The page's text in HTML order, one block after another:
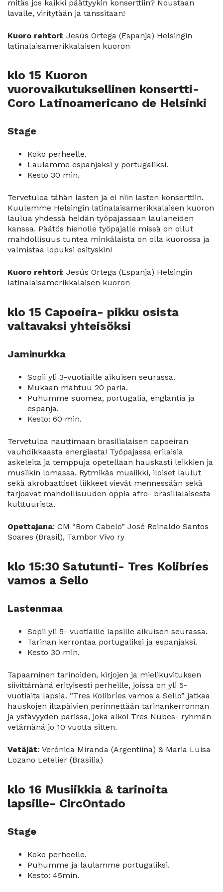
mitäs jos kaikki päättyykin konserttiin? Noustaan
lavalle, viritytään ja tanssitaan!
Kuoro rehtori: Jesús Ortega (Espanja) Helsingin
latinalaisamerikkalaisen kuoron
klo 15 Kuoron
vuorovaikutuksellinen konsertti-
Coro Latinoamericano de Helsinki
Stage
Koko perheelle.
Laulamme espanjaksi y portugaliksi.
Kesto 30 min.
Tervetuloa tähän lasten ja ei niin lasten konserttiin.
Kuulemme Helsingin latinalaisamerikkalaisen kuoron
laulua yhdessä heidän työpajassaan laulaneiden
kanssa. Päätös hienolle työpajalle missä on ollut
mahdollisuus tuntea minkälaista on olla kuorossa ja
valmistaa lopuksi esityskin!
Kuoro rehtori: Jesús Ortega (Espanja) Helsingin
latinalaisamerikkalaisen kuoron
klo 15 Capoeira- pikku osista
valtavaksi yhteisöksi
Jaminurkka
Sopii yli 3-vuotiaille aikuisen seurassa.
Mukaan mahtuu 20 paria.
Puhumme suomea, portugalia, englantia ja
espanja.
Kesto: 60 min.
Tervetuloa nauttimaan brasilialaisen capoeiran
vauhdikkaasta energiasta! Työpajassa erilaisia
askeleita ja temppuja opetellaan hauskasti leikkien ja
musiikin lomassa. Rytmikäs musiikki, iloiset laulut
sekä akrobaattiset liikkeet vievät mennessään sekä
tarjoavat mahdollisuuden oppia afro- brasilialaisesta
kulttuurista.
Opettajana: CM “Bom Cabelo” José Reinaldo Santos
Soares (Brasil), Tambor Vivo ry
klo 15:30 Satutunti- Tres Kolibríes
vamos a Sello
Lastenmaa
Sopii yli 5- vuotiaille lapsille aikuisen seurassa.
Tarinan kerrontaa portugaliksi ja espanjaksi.
Kesto 30 min.
Tapaaminen tarinoiden, kirjojen ja mielikuvituksen
siivittämänä erityisesti perheille, joissa on yli 5-
vuotiaita lapsia. ”Tres Kolibríes vamos a Sello” jatkaa
hauskojen iltapäivien perinnettään tarinankerronnan
ja ystävyyden parissa, joka alkoi Tres Nubes- ryhmän
vetämänä jo 10 vuotta sitten.
Vetäjät: Verónica Miranda (Argentiina) & Maria Luisa
Lozano Letelier (Brasilia)
klo 16 Musiikkia & tarinoita
lapsille- CircOntado
Stage
Koko perheelle.
Puhumme ja laulamme portugaliksi.
Kesto: 45min.